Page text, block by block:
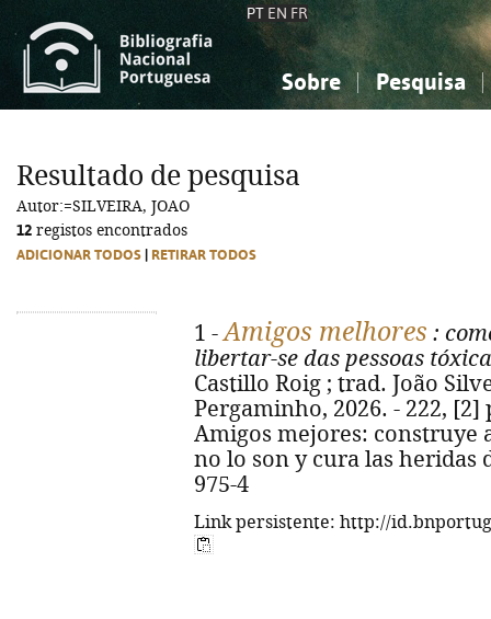
PT EN FR
Sobre Pesquisa
Ciências sociais...
Ciências sociais...
Resultado de pesquisa
Autor:=SILVEIRA, JOAO
12 registos encontrados
ADICIONAR TODOS RETIRAR TODOS
1 -Amigos melhores :
libertar-se das pessoas
Castillo Roig ; trad. João
Pergaminho, 2026. - 222,
Amigos mejores: construye
no lo son y cura las heridas
975-4
Link persistente: http://